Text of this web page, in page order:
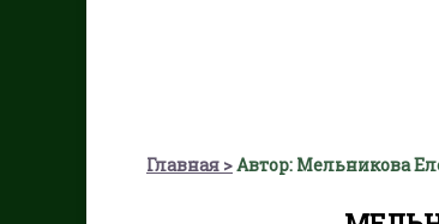
Главная Автор: Мельникова